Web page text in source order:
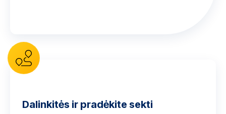
Dalinkitės ir pradėkite sekti